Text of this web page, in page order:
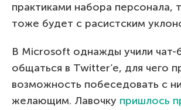
практиками набора персонала,
тоже будет с расистским
В Microsoft однажды учили чат-
общаться в Twitter’е, для чего
возможность побеседовать с
желающим. Лавочку пришлось